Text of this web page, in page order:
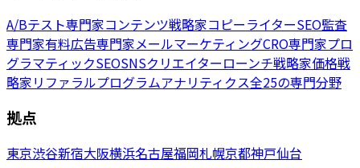
A/Bテスト専門家コンテンツ戦略家コピーライターSEO監査
専門家有料広告専門家メールマーケティングCRO専門家プロ
グラマティックSEOSNSクリエイターローンチ戦略家価格戦
略家リファラルプログラムアナリティクス全25の専門分野
拠点
東京渋谷新宿大阪横浜名古屋福岡札幌京都神戸仙台